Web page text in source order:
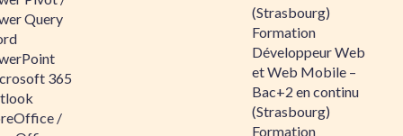
Query
365
/
(Strasbourg)
Formation
Développeur Web
et Web Mobile –
Bac+2 en continu
(Strasbourg)
Formation